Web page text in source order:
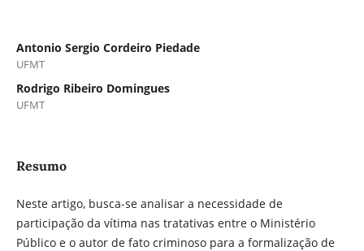
Antonio Sergio Cordeiro Piedade
UFMT
Rodrigo Ribeiro Domingues
UFMT
Resumo
Neste artigo, busca-se analisar a necessidade de
participação da vítima nas tratativas entre o Ministério
Público e o autor de fato criminoso para a formalização de